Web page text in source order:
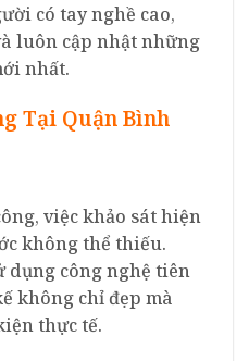
có tay nghề cao,
luôn cập nhật những
nhất.
Tại Quận Bình
việc khảo sát hiện
không thể thiếu.
dụng công nghệ tiên
không chỉ đẹp mà
thực tế.